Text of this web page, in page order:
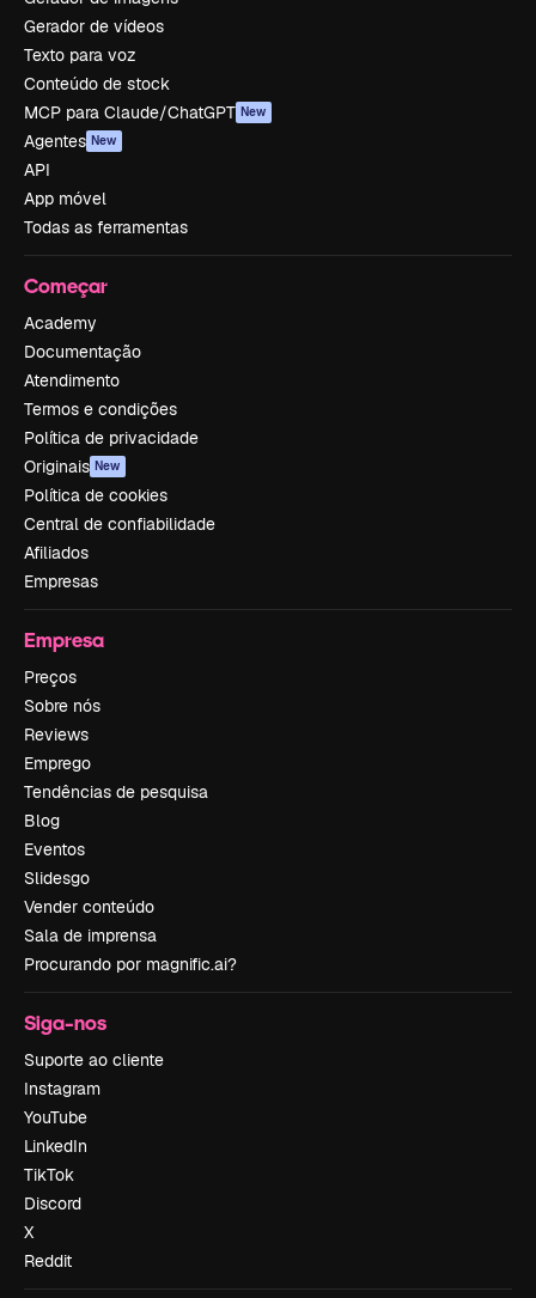
Gerador de vídeos
Texto para voz
Conteúdo de stock
MCP para Claude/ChatGPT New
Agentes New
API
App móvel
Todas as ferramentas
Começar
Academy
Documentação
Atendimento
Termos e condições
Política de privacidade
Originais New
Política de cookies
Central de confiabilidade
Afiliados
Empresas
Empresa
Preços
Sobre nós
Reviews
Emprego
Tendências de pesquisa
Blog
Eventos
Slidesgo
Vender conteúdo
Sala de imprensa
Procurando por magnific.ai?
Siga-nos
Suporte ao cliente
Instagram
YouTube
LinkedIn
TikTok
Discord
X
Reddit